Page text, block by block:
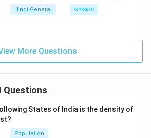
Hindi General खण्डकाव्य
More Questions
Questions
States of India is the density of
Population